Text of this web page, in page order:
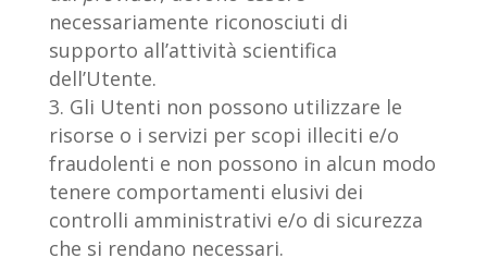
necessariamente riconosciuti di
supporto all’attività scientifica
dell’Utente.
Gli Utenti non possono utilizzare le
risorse o i servizi per scopi illeciti e/o
fraudolenti e non possono in alcun modo
tenere comportamenti elusivi dei
controlli amministrativi e/o di sicurezza
che si rendano necessari.